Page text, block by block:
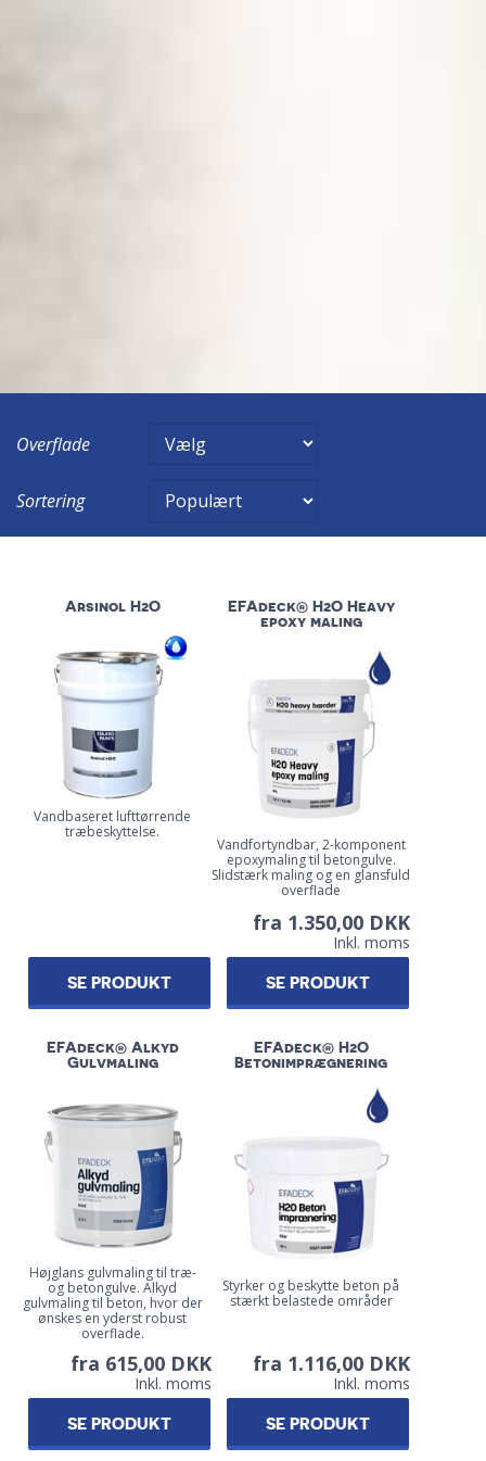
Overflade
Sortering
Arsinol H2O
Vandbaseret lufttørrende
træbeskyttelse.
SE PRODUKT
EFAdeck® H2O Heavy
epoxy maling
Vandfortyndbar, 2-komponent
epoxymaling til betongulve.
Slidstærk maling og en glansfuld
overflade
fra 1.350,00 DKK
Inkl. moms
SE PRODUKT
EFAdeck® Alkyd
Gulvmaling
Højglans gulvmaling til træ-
og betongulve. Alkyd
gulvmaling til beton, hvor der
ønskes en yderst robust
overflade.
fra 615,00 DKK
Inkl. moms
SE PRODUKT
EFAdeck® H2O
Betonimprægnering
Styrker og beskytte beton på
stærkt belastede områder
fra 1.116,00 DKK
Inkl. moms
SE PRODUKT